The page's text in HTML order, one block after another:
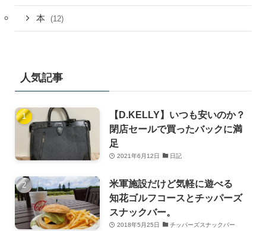
本 (12)
人気記事
【D.KELLY】いつも安いのか？
閉店セールで買ったバックに満
足
2021年6月12日 日記
米軍施設だけど気軽に遊べる
知花ゴルフコースとチッパーズ
スナックバー。
2018年5月25日 チッパーズスナックバー